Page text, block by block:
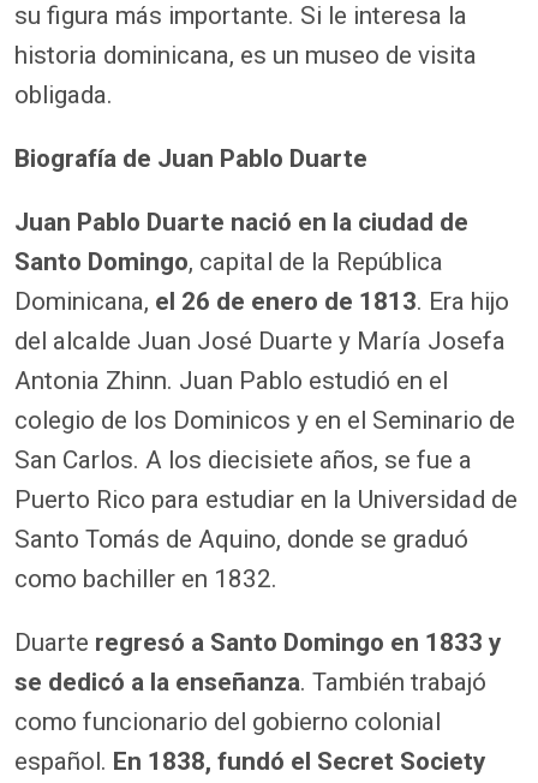
su figura más importante. Si le interesa la
historia dominicana, es un museo de visita
obligada.
Biografía de Juan Pablo Duarte
Juan Pablo Duarte nació en la ciudad de
Santo Domingo, capital de la República
Dominicana, el 26 de enero de 1813. Era hijo
del alcalde Juan José Duarte y María Josefa
Antonia Zhinn. Juan Pablo estudió en el
colegio de los Dominicos y en el Seminario de
San Carlos. A los diecisiete años, se fue a
Puerto Rico para estudiar en la Universidad de
Santo Tomás de Aquino, donde se graduó
como bachiller en 1832.
Duarte regresó a Santo Domingo en 1833 y
se dedicó a la enseñanza. También trabajó
como funcionario del gobierno colonial
español. En 1838, fundó el Secret Society